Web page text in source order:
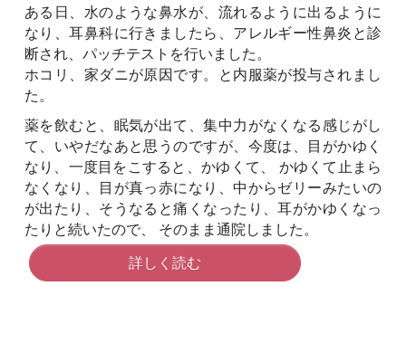
ある日、水のような鼻水が、流れるように出るように
なり、耳鼻科に行きましたら、アレルギー性鼻炎と診
断され、パッチテストを行いました。
ホコリ、家ダニが原因です。と内服薬が投与されまし
た。
薬を飲むと、眠気が出て、集中力がなくなる感じがし
て、いやだなあと思うのですが、今度は、目がかゆく
なり、一度目をこすると、かゆくて、 かゆくて止まら
なくなり、目が真っ赤になり、中からゼリーみたいの
が出たり、そうなると痛くなったり、耳がかゆくなっ
たりと続いたので、 そのまま通院しました。
詳しく読む